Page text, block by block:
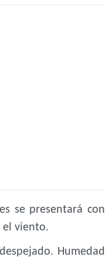
se presentará con
el viento.
Humedad